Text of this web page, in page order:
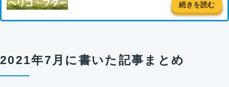
続きを読む
2021年7月に書いた記事まとめ